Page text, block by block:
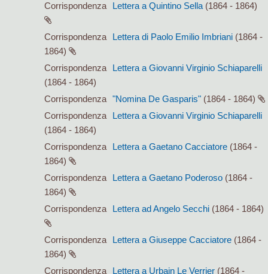
Corrispondenza
Lettera a Quintino Sella (1864 - 1864)
Corrispondenza Lettera di Paolo Emilio Imbriani (1864 -
1864)
Corrispondenza
Lettera a Giovanni Virginio Schiaparelli
(1864 - 1864)
Corrispondenza
"Nomina De Gasparis" (1864 - 1864)
Corrispondenza
Lettera a Giovanni Virginio Schiaparelli
(1864 - 1864)
Corrispondenza
Lettera a Gaetano Cacciatore (1864 -
1864)
Corrispondenza
Lettera a Gaetano Poderoso (1864 -
1864)
Corrispondenza
Lettera ad Angelo Secchi (1864 - 1864)
Corrispondenza Lettera a Giuseppe Cacciatore (1864 -
1864)
Corrispondenza
Lettera a Urbain Le Verrier (1864 -